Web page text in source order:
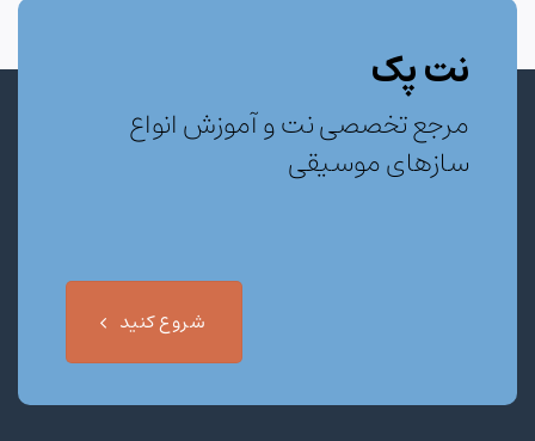
نت پک
مرجع تخصصی نت و آموزش انواع
سازهای موسیقی
شروع کنید